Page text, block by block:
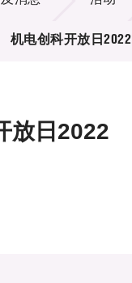
划
机电创科开放日2022
放日2022